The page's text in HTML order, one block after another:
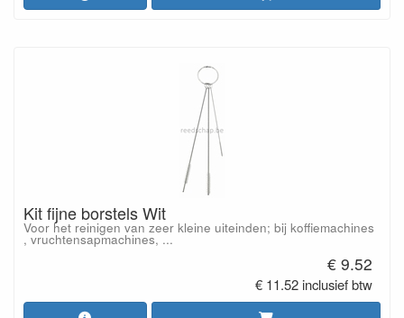
Kit fijne borstels Wit
Voor het reinigen van zeer kleine uiteinden; bij koffiemachines
, vruchtensapmachines, ...
€ 9.52
€ 11.52 inclusief btw